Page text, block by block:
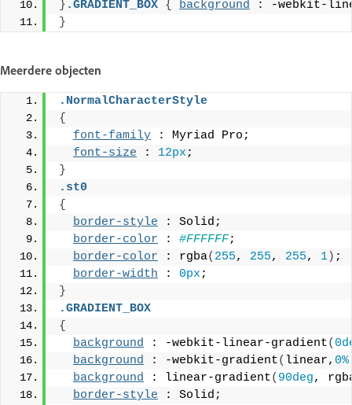
} .GRADIENT_BOX { background : -webkit-
}
Meerdere objecten
.NormalCharacterStyle
{
font-family : Myriad Pro;
font-size : 12px ;
}
.st0
{
border-style : Solid;
border-color : #FFFFFF;
border-color : rgba( 255, 255, 255, 1) ;
border-width : 0px ;
}
.GRADIENT_BOX
{
background : -webkit-linear-gradient(
background : -webkit-gradient( linear, 0%
background : linear-gradient( 90deg,
border-style : Solid;